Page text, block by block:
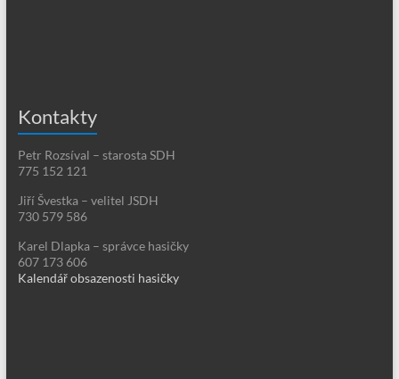
Kontakty
Petr Rozsíval – starosta SDH
775 152 121
Jiří Švestka – velitel JSDH
730 579 586
Karel Dlapka – správce hasičky
607 173 606
Kalendář obsazenosti hasičky